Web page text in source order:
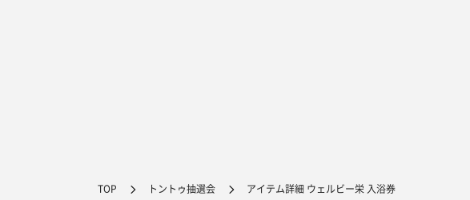
TOP トントゥ抽選会 アイテム詳細 ウェルビー栄 入浴券